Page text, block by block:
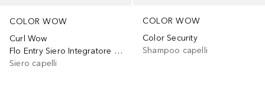
COLOR WOW
Curl Wow
Flo Entry Siero Integratore Naturale
Siero capelli
COLOR WOW
Color Security
Shampoo capelli